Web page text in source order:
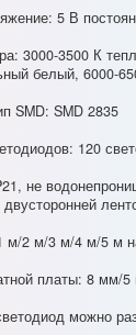
5 В
3000-3500 К
белый, 6000-
SMD: SMD 2835
120
не
двусторонней
м/2 м/3 м/4 м/5 м
платы: 8 мм/
можно